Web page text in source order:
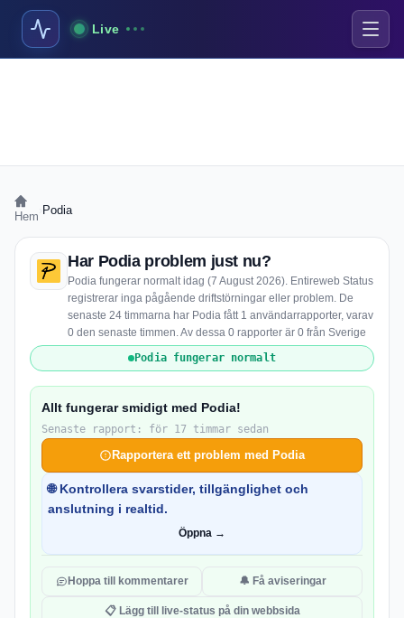
Live
Hem Podia
Har Podia problem just nu?
Podia fungerar normalt idag (7 August 2026). Entireweb Status
registrerar inga pågående driftstörningar eller problem. De
senaste 24 timmarna har Podia fått 1 användarrapporter, varav
0 den senaste timmen. Av dessa 0 rapporter är 0 från Sverige
Podia fungerar normalt
Allt fungerar smidigt med Podia!
Senaste rapport: för 17 timmar sedan
Rapportera ett problem med Podia
🌐 Kontrollera svarstider, tillgänglighet och
anslutning i realtid.
Öppna →
Hoppa till kommentarer 🔔 Få aviseringar
📋 Lägg till live-status på din webbsida